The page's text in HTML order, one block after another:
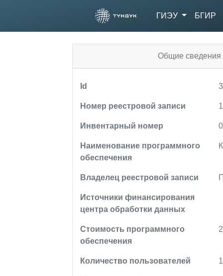
ГИЭУ БГИР
Общие сведения
Id
Номер реестровой записи
Инвентарный номер
Наименование программного
обеспечения
Владелец реестровой записи
Источники финансирования
центра обработки данных
Стоимость программного
обеспечения
Количество пользователей 1